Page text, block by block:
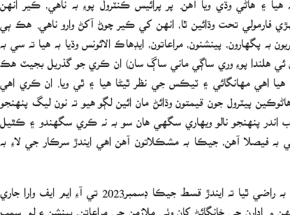
فارمولي تحت وڌائين ٿا، انهن کي ڪير چوڻ آکڻ وارو ناهي. هڪ ٻي
پينشنون، مراعاتون، ايڊهاڪ الائونس وڌيا به هيا ته سي به
ئي هلندا پوءِ وري ساڳي ماني ساڳ سان) ان ڪري جو گذريل بجيٽ هڪ
اهي مهانگائي ۽ ٽيڪس جي نظر ٿيڻا هيا ۽ ٿي ويا. ان ڪري اهي
پيٽرول جون قيمتون وڌائڻ مان ائين لڳو هيو ته نون ليگ پنهنجو
اندر پنهنجو نالو ويهاري سگهي هان سو به نه ڪري سگهندو ۽ ڪٿيل
به فيصلا آهن، جيڪا به مشڪلاتون آهن اهي ايندڙ سرڪار جي لاءِ به
اهو به آهي ته آءِ ايم ايف سان شهبازسرڪار وارا ان ڳالھه تي به راضي ٿيا ته ايندڙ قسط جيڪا ڊسمبر2023 تي آءِ ايم ايف وارا جاري
۾ ادارن جي خانگائڻ کان وٺي ملازمن جي مراعاتن، پينشن ۽ لم سمپ